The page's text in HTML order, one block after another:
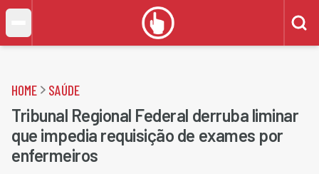
HOME SAÚDE
Tribunal Regional Federal derruba liminar
que impedia requisição de exames por
enfermeiros